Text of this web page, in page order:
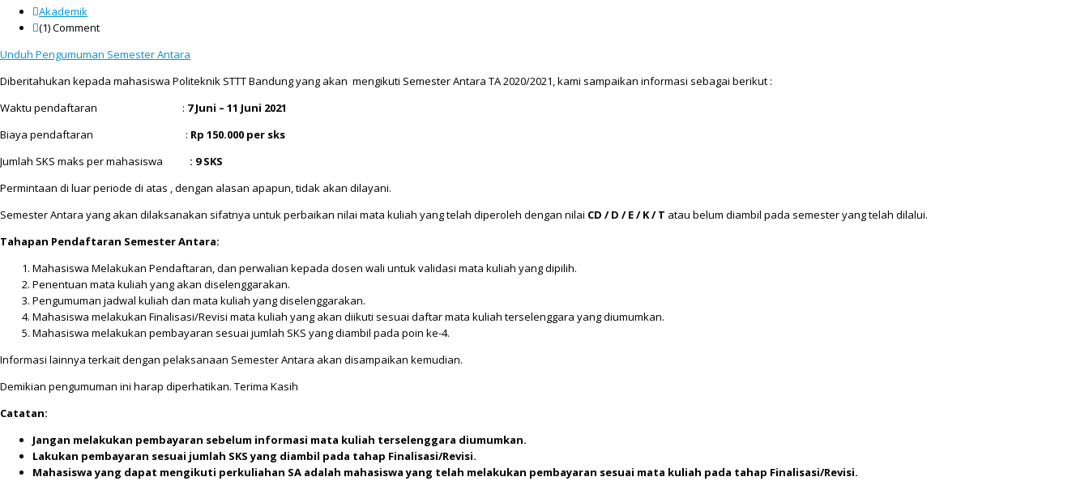
Akademik
(1)Comment
Unduh Pengumuman Semester Antara
Diberitahukan kepada mahasiswa Politeknik STTT Bandung yang akan mengikuti Semester Antara TA 2020/2021, kami sampaikan informasi sebagai berikut :
Waktu pendaftaran : 7 Juni – 11 Juni 2021
Biaya pendaftaran : Rp 150.000 per sks
Jumlah SKS maks per mahasiswa : 9 SKS
Permintaan di luar periode di atas , dengan alasan apapun, tidak akan dilayani.
Semester Antara yang akan dilaksanakan sifatnya untuk perbaikan nilai mata kuliah yang telah diperoleh dengan nilai CD / D / E / K / T atau belum diambil pada semester yang telah dilalui.
Tahapan Pendaftaran Semester Antara:
Mahasiswa Melakukan Pendaftaran, dan perwalian kepada dosen wali untuk validasi mata kuliah yang dipilih.
Penentuan mata kuliah yang akan diselenggarakan.
Pengumuman jadwal kuliah dan mata kuliah yang diselenggarakan.
Mahasiswa melakukan Finalisasi/Revisi mata kuliah yang akan diikuti sesuai daftar mata kuliah terselenggara yang diumumkan.
Mahasiswa melakukan pembayaran sesuai jumlah SKS yang diambil pada poin ke-4.
Informasi lainnya terkait dengan pelaksanaan Semester Antara akan disampaikan kemudian.
Demikian pengumuman ini harap diperhatikan. Terima Kasih
Catatan:
Jangan melakukan pembayaran sebelum informasi mata kuliah terselenggara diumumkan.
Lakukan pembayaran sesuai jumlah SKS yang diambil pada tahap Finalisasi/Revisi.
Mahasiswa yang dapat mengikuti perkuliahan SA adalah mahasiswa yang telah melakukan pembayaran sesuai mata kuliah pada tahap Finalisasi/Revisi.